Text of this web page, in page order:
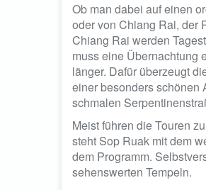
Ob man dabei auf einen
oder von Chiang Rai, der
Chiang Rai werden
muss eine Übernachtung
länger. Dafür überzeugt
einer besonders schönen
schmalen
Meist führen die Touren
steht Sop Ruak mit dem
dem Programm.
sehenswerten Tempeln.